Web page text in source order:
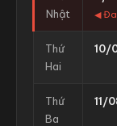
Nhật
◀
Thứ
Hai
10/
Thứ
Ba
11/